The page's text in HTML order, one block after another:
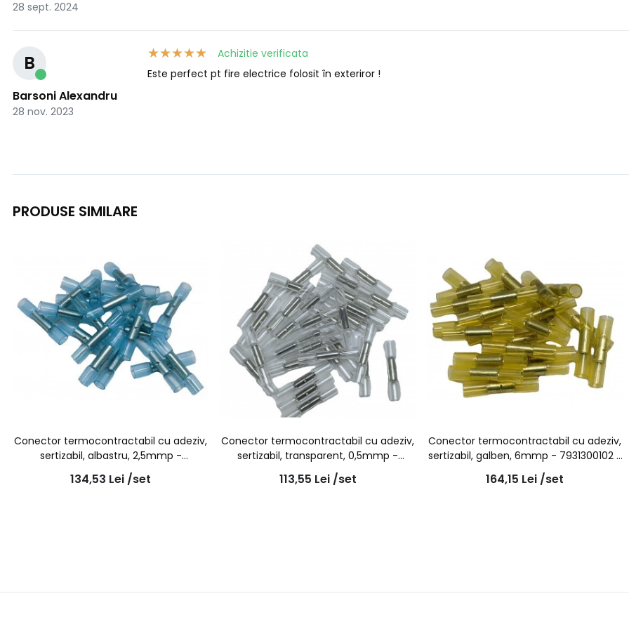
28 sept. 2024
B
Barsoni Alexandru
28 nov. 2023
Achizitie verificata
Este perfect pt fire electrice folosit în exteriror !
PRODUSE SIMILARE
Conector termocontractabil cu adeziv,
sertizabil, albastru, 2,5mmp -
7931200502 - 100buc/set
134,53 Lei /set
Conector termocontractabil cu adeziv,
sertizabil, transparent, 0,5mmp -
7931000012 - 100buc/set
113,55 Lei /set
Conector termocontractabil cu adeziv,
sertizabil, galben, 6mmp - 7931300102 -
100buc/set
164,15 Lei /set